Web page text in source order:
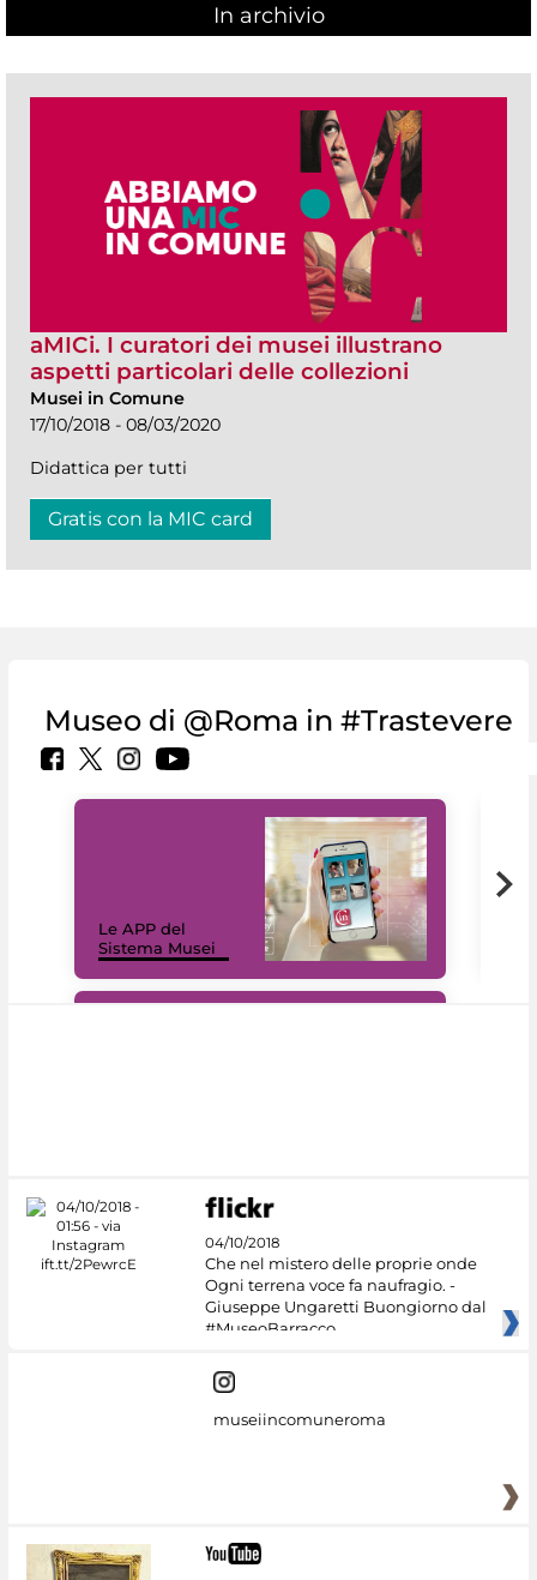
In archivio
aMICi. I curatori dei musei illustrano
aspetti particolari delle collezioni
Musei in Comune
17/10/2018 - 08/03/2020
Didattica per tutti
Gratis con la MIC card
Museo di @Roma in #Trastevere
Le APP del
Sistema Musei
04/10/2018
Che nel mistero delle proprie onde
Ogni terrena voce fa naufragio. -
Giuseppe Ungaretti Buongiorno dal
#MuseoBarracco
museiincomuneroma